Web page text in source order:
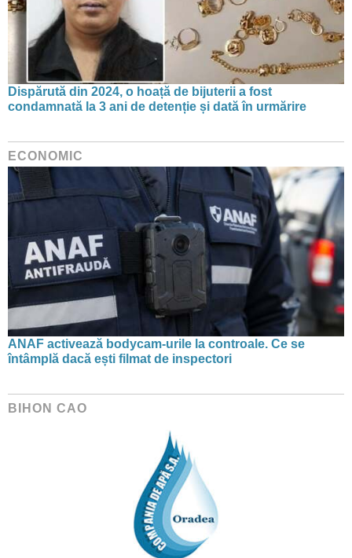
Dispărută din 2024, o hoață de bijuterii a fost
condamnată la 3 ani de detenție și dată în urmărire
ECONOMIC
ANAF activează bodycam-urile la controale. Ce se
întâmplă dacă ești filmat de inspectori
BIHON CAO